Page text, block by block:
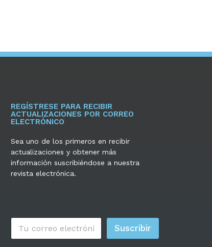
REGÍSTRESE PARA RECIBIR
ACTUALIZACIONES POR CORREO
ELECTRÓNICO
Sea uno de los primeros en recibir
actualizaciones y obtener más
información suscribiéndose a nuestra
revista electrónica.
C
r
Suscribir